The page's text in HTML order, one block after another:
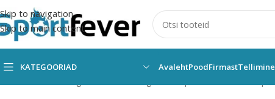
Skip to navigation
Skip to main content
KATEGOORIAD AvalehtPoodFirmastTellimine